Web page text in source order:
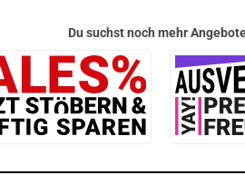
Du suchst noch mehr